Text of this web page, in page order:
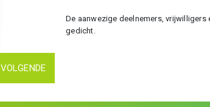
De aanwezige deelnemers, vrijwilligers
gedicht.
VOLGENDE